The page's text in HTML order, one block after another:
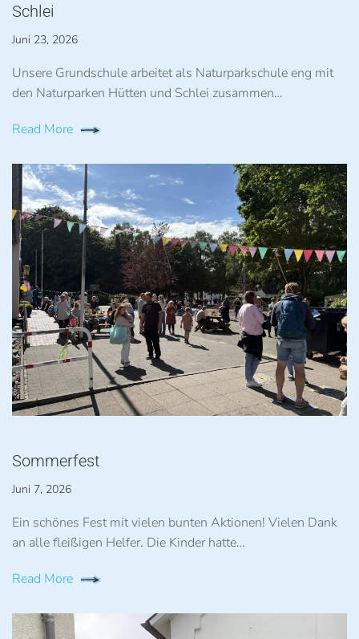
Schlei
Juni 23, 2026
Unsere Grundschule arbeitet als Naturparkschule eng mit
den Naturparken Hütten und Schlei zusammen…
Read More
Sommerfest
Juni 7, 2026
Ein schönes Fest mit vielen bunten Aktionen! Vielen Dank
an alle fleißigen Helfer. Die Kinder hatte…
Read More